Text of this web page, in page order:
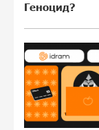
Азербайджане
Геноцид?